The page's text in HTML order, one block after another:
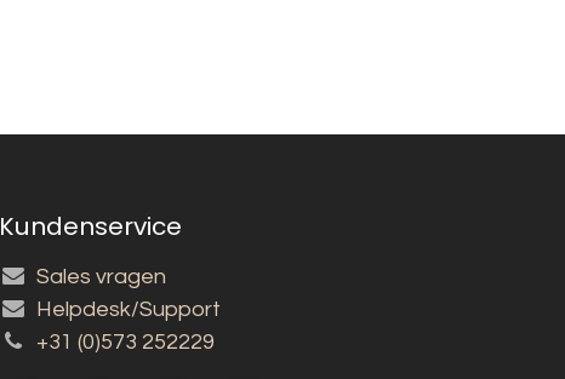
Kundenservice
Sales vragen
Helpdesk/Support
+31 (0)573 252229